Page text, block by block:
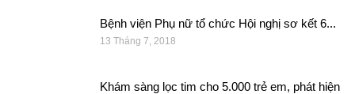
Bệnh viện Phụ nữ tổ chức Hội nghị sơ kết 6...
13 Tháng 7, 2018
Khám sàng lọc tim cho 5.000 trẻ em, phát hiện